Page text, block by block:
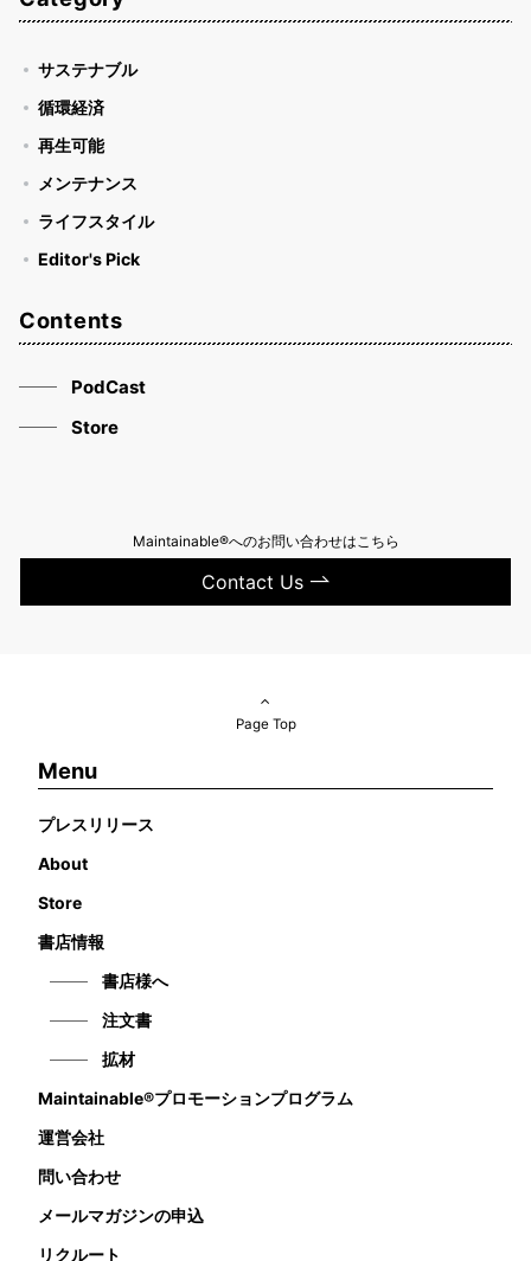
サステナブル
循環経済
再生可能
メンテナンス
ライフスタイル
Editor's Pick
Contents
PodCast
Store
Maintainable®へのお問い合わせはこちら
Contact Us
Page Top
Menu
プレスリリース
About
Store
書店情報
書店様へ
注文書
拡材
Maintainable®プロモーションプログラム
運営会社
問い合わせ
メールマガジンの申込
リクルート